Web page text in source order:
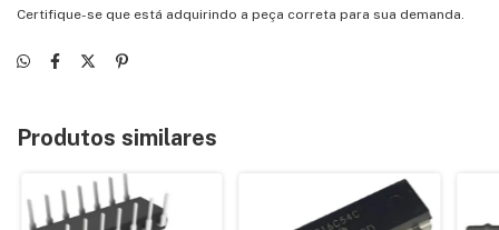
Certifique-se que está adquirindo a peça correta para sua demanda.
Produtos similares